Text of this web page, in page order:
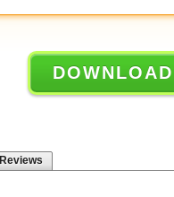
DOWNLOAD
Reviews